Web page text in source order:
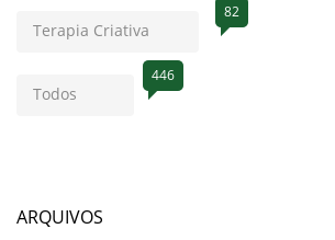
Terapia Criativa
82
Todos
446
ARQUIVOS